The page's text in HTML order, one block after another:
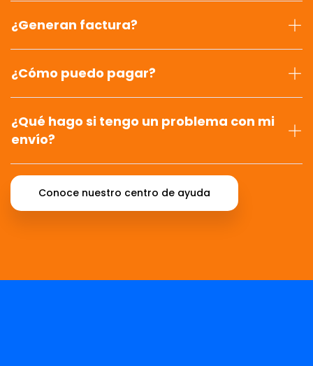
¿Generan factura?
¿Cómo puedo pagar?
¿Qué hago si tengo un problema con mi
envío?
Conoce nuestro centro de ayuda